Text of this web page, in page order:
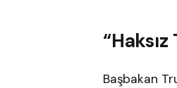
Başbakan